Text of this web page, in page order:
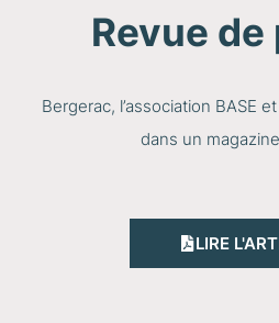
Revue de
Bergerac, l’association BASE
dans un
LIRE